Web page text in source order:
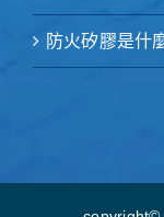
防火矽膠是什